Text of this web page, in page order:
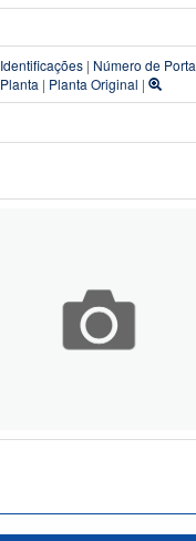
Identificações | Número de Porta
Planta | Planta Original |